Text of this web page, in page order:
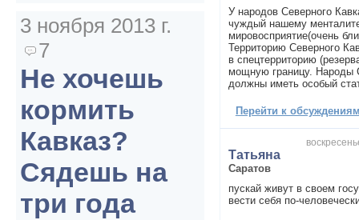
У народов Северного
чуждый нашему
мировосприятие(очень
Территорию Северного
в спецтерриторию
мощную границу. Народы
должны иметь особый
Перейти к
Татьяна
Саратов
пускай живут в своем
вести себя по-
3 ноября 2013 г.
7
Не хочешь
кормить
Кавказ?
Сядешь на
три года